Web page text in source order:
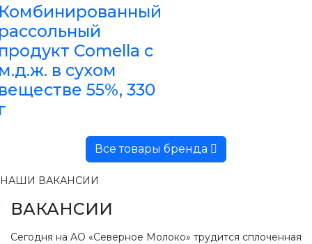
Comella с
в сухом
55%, 330
Все товары бренда
НАШИ ВАКАНСИИ
ВАКАНСИИ
Сегодня на АО «Северное Молоко» трудится сплоченная